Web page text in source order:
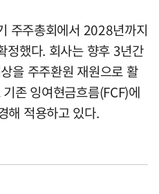
주주총회에서 2028년까지
정했다. 회사는 향후 3년간
을 주주환원 재원으로 활
존 잉여현금흐름(FCF)에
해 적용하고 있다.